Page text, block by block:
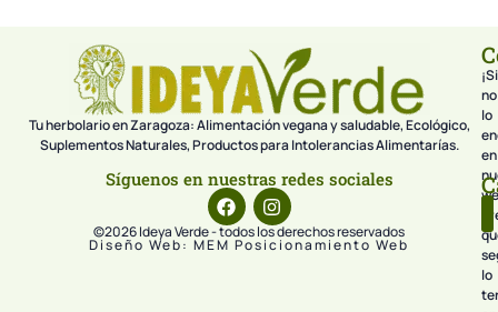
Tu herbolario en Zaragoza: Alimentación vegana y saludable, Ecológico,
Suplementos Naturales, Productos para Intolerancias Alimentarías.
Síguenos en nuestras redes sociales
©2026 Ideya Verde - todos los derechos reservados
Diseño Web: MEM Posicionamiento Web
¡Si
no
lo
en
lo